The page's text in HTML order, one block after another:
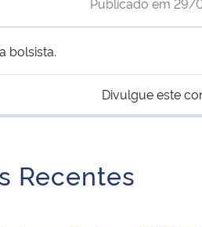
bolsista.
Divulgue este
Recentes